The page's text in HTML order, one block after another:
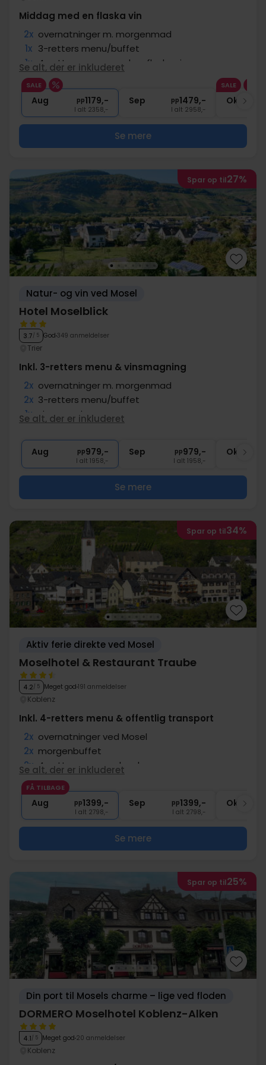
Middag med en flaska vin
2x overnatninger m. morgenmad
1x 3-retters menu/buffet
1x 4-retters menu med en flaske vin
1x 1 velkomstdrink
∞ Adgang til pool, sauna og fitness
Se alt, der er inkluderet
SALE
Aug pp1179,-
I alt 2358,-
Sep pp1479,-
I alt 2958,-
SALE
Okt
Se mere
Spar op til27%
Natur- og vin ved Mosel
Hotel Moselblick
3.7/ 5 God 349 anmeldelser
Trier
Inkl. 3-retters menu & vinsmagning
2x overnatninger m. morgenmad
2x 3-retters menu/buffet
1x vinsmagning
1x afskedsgave
Se alt, der er inkluderet
Aug pp979,-
I alt 1958,-
Sep pp979,-
I alt 1958,-
Okt
Se mere
Spar op til34%
Aktiv ferie direkte ved Mosel
Moselhotel & Restaurant Traube
4.2/ 5 Meget god 191 anmeldelser
Koblenz
Inkl. 4-retters menu & offentlig transport
2x overnatninger ved Mosel
2x morgenbuffet
2x 4-retters menuoplevelse
2x Gratis brug af off. transport
∞ Gratis internet og parkering
Se alt, der er inkluderet
FÅ TILBAGE
Aug pp1399,-
I alt 2798,-
Sep pp1399,-
I alt 2798,-
Okt
Se mere
Spar op til25%
Din port til Mosels charme – lige ved floden
DORMERO Moselhotel Koblenz-Alken
4.1/ 5 Meget god 20 anmeldelser
Koblenz